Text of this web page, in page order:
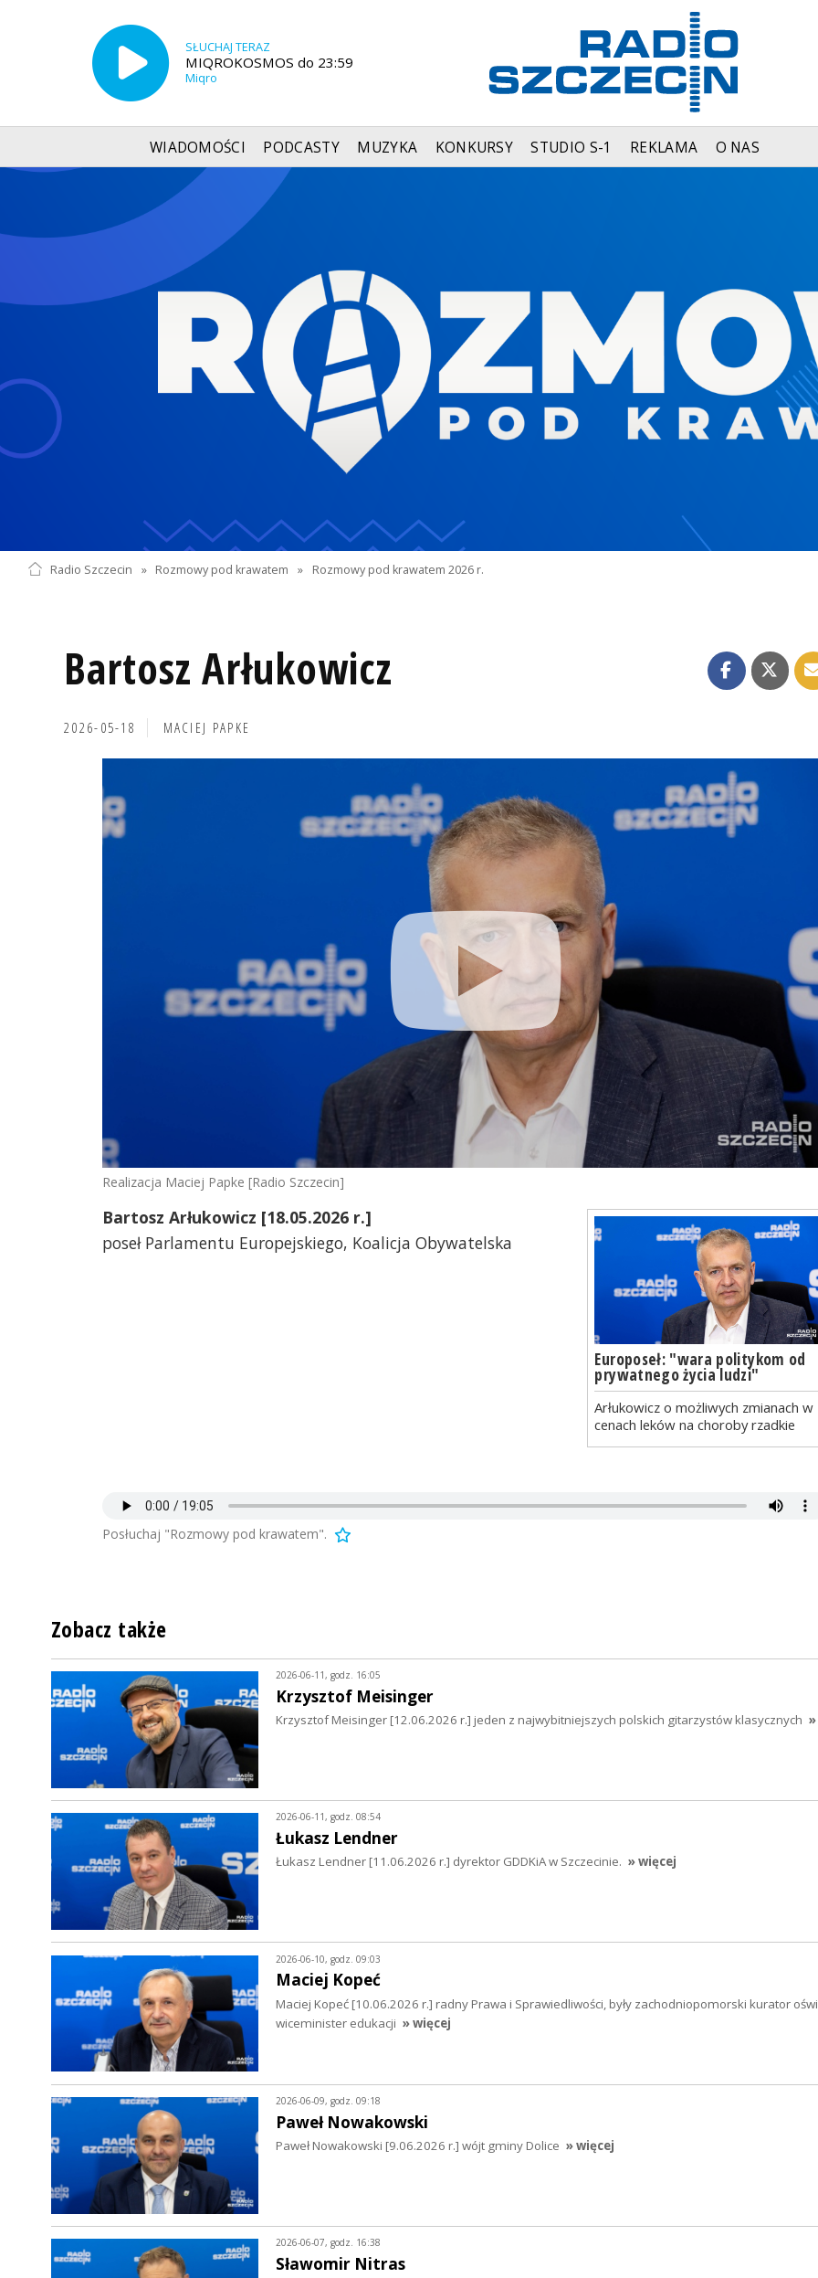
SŁUCHAJ TERAZ
MIQROKOSMOS do 23:59
Miqro
WIADOMOŚCI PODCASTY MUZYKA KONKURSY STUDIO S-1 REKLAMA O NAS
Radio Szczecin » Rozmowy pod krawatem » Rozmowy pod krawatem 2026 r.
Bartosz Arłukowicz
2026-05-18 MACIEJ PAPKE
Realizacja Maciej Papke [Radio Szczecin]
Europoseł: "wara politykom od
prywatnego życia ludzi"
Arłukowicz o możliwych zmianach w
cenach leków na choroby rzadkie
Bartosz Arłukowicz [18.05.2026 r.]
poseł Parlamentu Europejskiego, Koalicja Obywatelska
Posłuchaj "Rozmowy pod krawatem".
Zobacz także
2026-06-11, godz. 16:05
Krzysztof Meisinger
Krzysztof Meisinger [12.06.2026 r.] jeden z najwybitniejszych polskich gitarzystów klasycznych
2026-06-11, godz. 08:54
Łukasz Lendner
Łukasz Lendner [11.06.2026 r.] dyrektor GDDKiA w Szczecinie. » więcej
2026-06-10, godz. 09:03
Maciej Kopeć
Maciej Kopeć [10.06.2026 r.] radny Prawa i Sprawiedliwości, były zachodniopomorski kurator
wiceminister edukacji » więcej
2026-06-09, godz. 09:18
Paweł Nowakowski
Paweł Nowakowski [9.06.2026 r.] wójt gminy Dolice » więcej
2026-06-07, godz. 16:38
Sławomir Nitras